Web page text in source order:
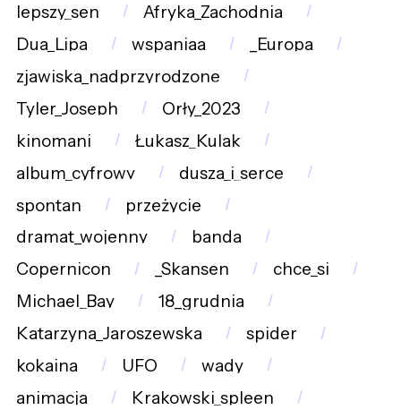
lepszy_sen
Afryka_Zachodnia
Dua_Lipa
wspaniaa
_Europa
zjawiska_nadprzyrodzone
Tyler_Joseph
Orły_2023
kinomani
Łukasz_Kulak
album_cyfrowy
dusza_i_serce
spontan
przeżycie
dramat_wojenny
banda
Copernicon
_Skansen
chce_si
Michael_Bay
18_grudnia
Katarzyna_Jaroszewska
spider
kokaina
UFO
wady
animacja
Krakowski_spleen